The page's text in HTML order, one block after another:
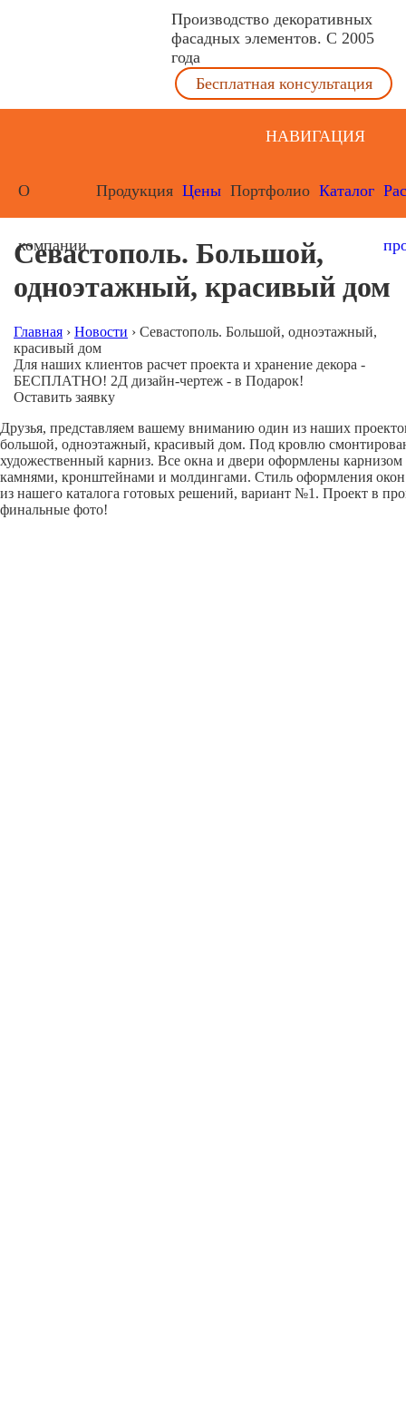
Производство декоративных
фасадных элементов. С 2005
года
Бесплатная консультация
НАВИГАЦИЯ
О
компании
Продукция Цены Портфолио Каталог
Севастополь. Большой,
одноэтажный, красивый дом
Главная › Новости › Севастополь. Большой, одноэтажный,
красивый дом
Для наших клиентов расчет проекта и хранение декора -
БЕСПЛАТНО! 2Д дизайн-чертеж - в Подарок!
Оставить заявку
Друзья, представляем вашему вниманию один из наших
большой, одноэтажный, красивый дом. Под кровлю
художественный карниз. Все окна и двери оформлены
камнями, кронштейнами и молдингами. Стиль оформления
из нашего каталога готовых решений, вариант №1. Проект в
финальные фото!